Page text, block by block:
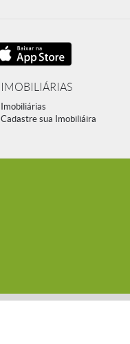
IMOBILIÁRIAS
Imobiliárias
Cadastre sua Imobiliáira